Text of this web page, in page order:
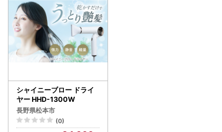
シャイニーブロー ドライ
ヤー HHD-1300W
長野県松本市
(0)